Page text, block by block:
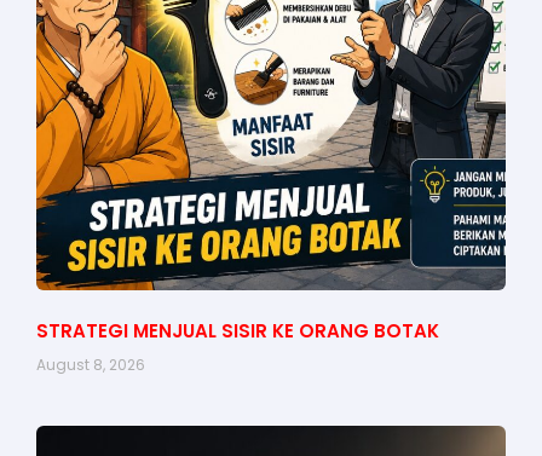
STRATEGI MENJUAL SISIR KE ORANG BOTAK
August 8, 2026